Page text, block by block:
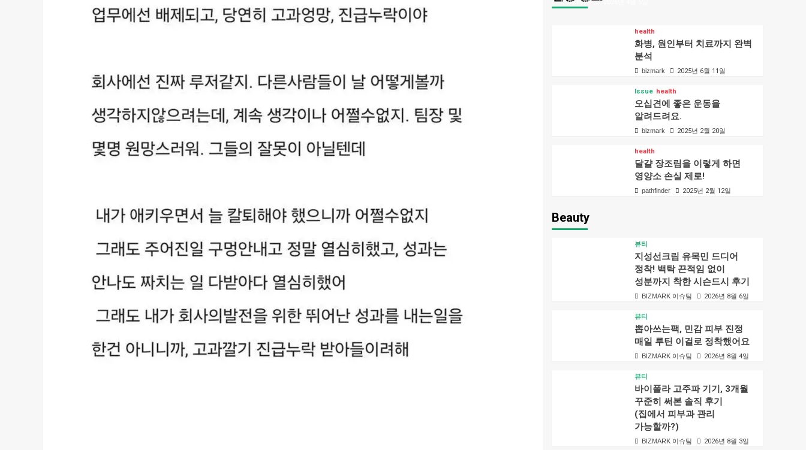
bizmark
health
화병, 원인부터 치료까지 완벽
분석
bizmark 2025년 6월 11일
Issue health
오십견에 좋은 운동을
알려드려요.
bizmark 2025년 2월 20일
health
달걀 장조림을 이렇게 하면
영양소 손실 제로!
pathfinder 2025년 2월 12일
Beauty
뷰티
지성선크림 유목민 드디어
정착! 백탁 끈적임 없이
성분까지 착한 시슨드시 후기
BIZMARK 이슈팀 2026년 8월 6일
뷰티
뽑아쓰는팩, 민감 피부 진정
매일 루틴 이걸로 정착했어요
BIZMARK 이슈팀 2026년 8월 4일
뷰티
바이폴라 고주파 기기, 3개월
꾸준히 써본 솔직 후기
(집에서 피부과 관리
가능할까?)
BIZMARK 이슈팀 2026년 8월 3일